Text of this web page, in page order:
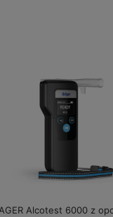
Alcotest 6000 z